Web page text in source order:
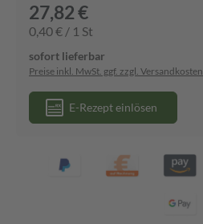
27,82 €
0,40 € / 1 St
sofort lieferbar
Preise inkl. MwSt. ggf. zzgl. Versandkosten
E-Rezept einlösen